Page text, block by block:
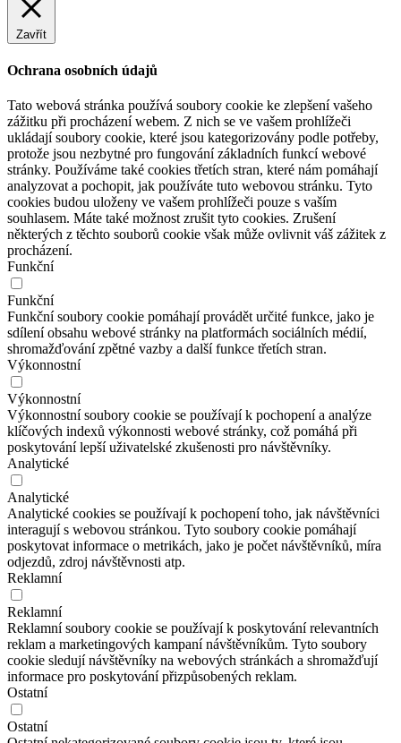
Zavřít
Ochrana osobních údajů
Tato webová stránka používá soubory cookie ke zlepšení vašeho
zážitku při procházení webem. Z nich se ve vašem prohlížeči
ukládají soubory cookie, které jsou kategorizovány podle potřeby,
protože jsou nezbytné pro fungování základních funkcí webové
stránky. Používáme také cookies třetích stran, které nám pomáhají
analyzovat a pochopit, jak používáte tuto webovou stránku. Tyto
cookies budou uloženy ve vašem prohlížeči pouze s vaším
souhlasem. Máte také možnost zrušit tyto cookies. Zrušení
některých z těchto souborů cookie však může ovlivnit váš zážitek z
procházení.
Funkční
Funkční
Funkční soubory cookie pomáhají provádět určité funkce, jako je
sdílení obsahu webové stránky na platformách sociálních médií,
shromažďování zpětné vazby a další funkce třetích stran.
Výkonnostní
Výkonnostní
Výkonnostní soubory cookie se používají k pochopení a analýze
klíčových indexů výkonnosti webové stránky, což pomáhá při
poskytování lepší uživatelské zkušenosti pro návštěvníky.
Analytické
Analytické
Analytické cookies se používají k pochopení toho, jak návštěvníci
interagují s webovou stránkou. Tyto soubory cookie pomáhají
poskytovat informace o metrikách, jako je počet návštěvníků, míra
odjezdů, zdroj návštěvnosti atp.
Reklamní
Reklamní
Reklamní soubory cookie se používají k poskytování relevantních
reklam a marketingových kampaní návštěvníkům. Tyto soubory
cookie sledují návštěvníky na webových stránkách a shromažďují
informace pro poskytování přizpůsobených reklam.
Ostatní
Ostatní